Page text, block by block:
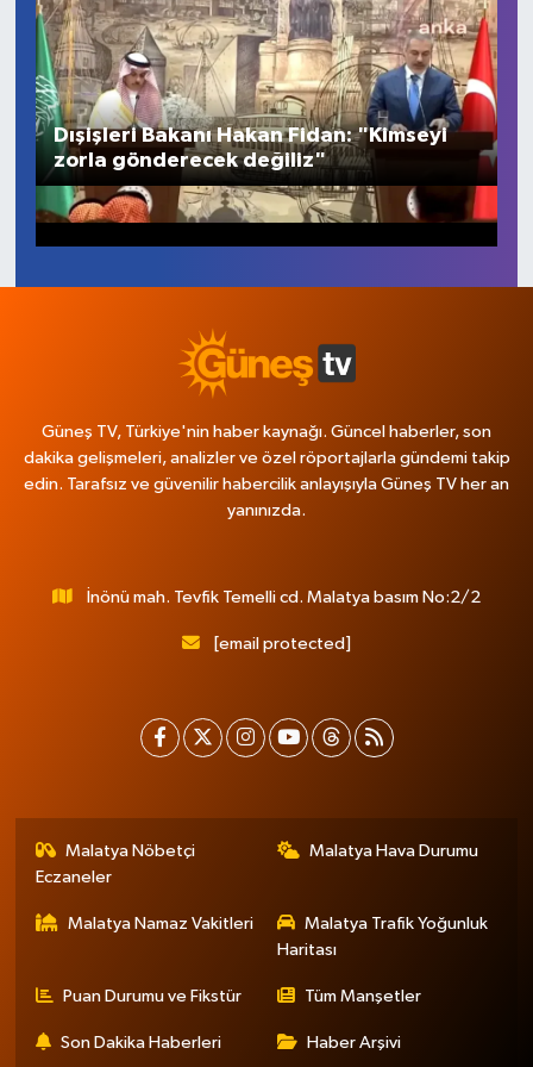
Dışişleri Bakanı Hakan Fidan: "Kimseyi
zorla gönderecek değiliz"
Güneş TV, Türkiye'nin haber kaynağı. Güncel haberler, son
dakika gelişmeleri, analizler ve özel röportajlarla gündemi takip
edin. Tarafsız ve güvenilir habercilik anlayışıyla Güneş TV her an
yanınızda.
İnönü mah. Tevfik Temelli cd. Malatya basım No:2/2
[email protected]
Malatya Nöbetçi
Eczaneler
Malatya Hava Durumu
Malatya Namaz Vakitleri
Malatya Trafik Yoğunluk
Haritası
Puan Durumu ve Fikstür Tüm Manşetler
Son Dakika Haberleri Haber Arşivi
Spor
Yaşam